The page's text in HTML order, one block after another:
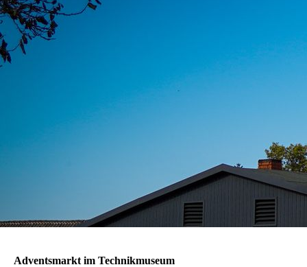
Adventsmarkt im Technikmuseum